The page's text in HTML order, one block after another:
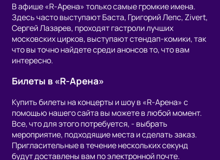
В афише «R-Арена» только самые громкие имена.
Здесь часто выступают Баста, Григорий Лепс, Zivert,
Сергей Лазарев, проходят гастроли лучших
московских цирков, выступают стендап-комики, так
что вы точно найдете среди анонсов то, что вам
интересно.
Билеты в «R-Арена»
Купить билеты на концерты и шоу в «R-Арена» с
помощью нашего сайта вы можете в любой момент.
Все, что для этого потребуется, - выбрать
мероприятие, подходящие места и сделать заказ.
Пригласительные в течение нескольких секунд
будут доставлены вам по электронной почте.